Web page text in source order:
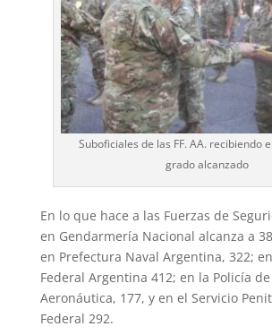
Suboficiales de las FF. AA. recibiendo
grado alcanzado
En lo que hace a las Fuerzas de
en Gendarmería Nacional alcanza a
en Prefectura Naval Argentina, 322;
Federal Argentina 412; en la Policía
Aeronáutica, 177, y en el Servicio
Federal 292.